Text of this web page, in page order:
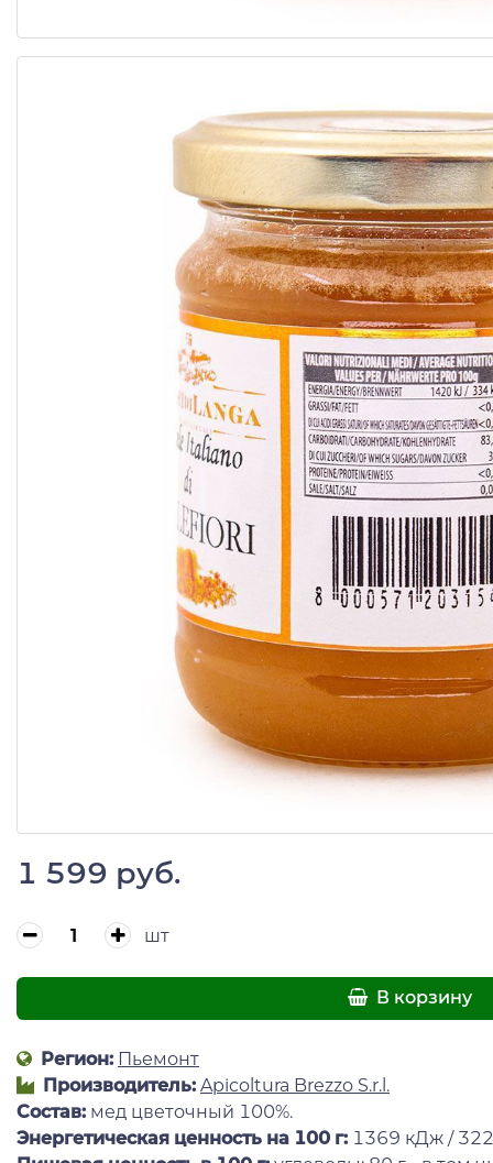
1 599 руб.
шт
В корзину
Регион: Пьемонт
Производитель: Apicoltura Brezzo S.r.l.
Состав: мед цветочный 100%.
Энергетическая ценность на 100 г: 1369 кДж / 322